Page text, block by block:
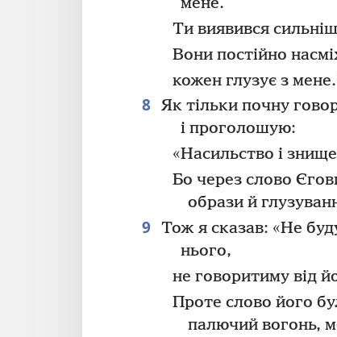
Ти виявився
Вони постійно
кожен глузує з мене.
8 Як тільки почну
і проголошую:
«Насильство і
Бо через слово
образи й
9 Тож я сказав: «Не
нього,
не говоритиму від
Проте слово його
палючий вогонь,